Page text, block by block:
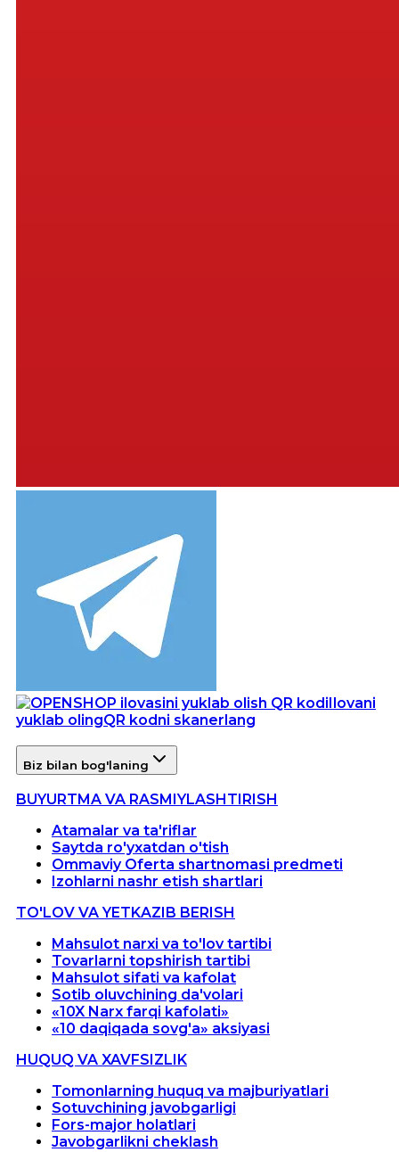
Ilovani
yuklab olingQR kodni skanerlang
Biz bilan bog'laning
BUYURTMA VA RASMIYLASHTIRISH
Atamalar va ta'riflar
Saytda ro'yxatdan o'tish
Ommaviy Oferta shartnomasi predmeti
Izohlarni nashr etish shartlari
TO'LOV VA YETKAZIB BERISH
Mahsulot narxi va to'lov tartibi
Tovarlarni topshirish tartibi
Mahsulot sifati va kafolat
Sotib oluvchining da'volari
«10X Narx farqi kafolati»
«10 daqiqada sovg'a» aksiyasi
HUQUQ VA XAVFSIZLIK
Tomonlarning huquq va majburiyatlari
Sotuvchining javobgarligi
Fors-major holatlari
Javobgarlikni cheklash